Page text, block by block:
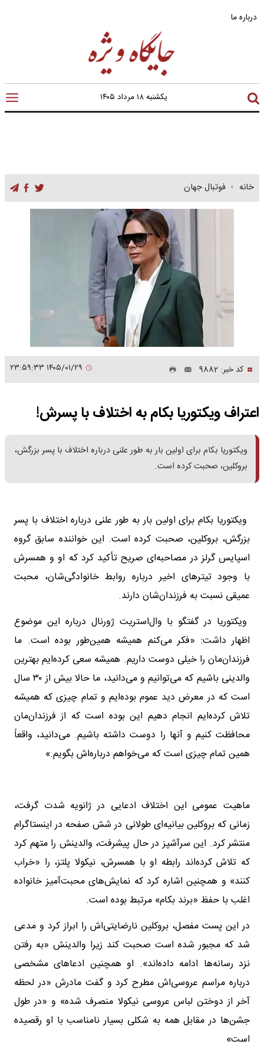
درباره ما
یکشنبه ۱۸ مرداد ۱۴۰۵
خانه فوتبال جهان
کد خبر: 9882
اعتراف ویکتوریا بکام به اختلاف با پسرش!
ویکتوریا بکام برای اولین بار به‌ طور علنی درباره اختلاف با پسر بزرگش،
بروکلین، صحبت کرده است.
ویکتوریا بکام برای اولین بار به‌ طور علنی درباره اختلاف با پسر
بزرگش، بروکلین، صحبت کرده است. این خواننده سابق گروه
اسپایس گرلز در مصاحبه‌ای صریح تأکید کرد که او و همسرش
با وجود تیترهای اخیر درباره روابط خانوادگی‌شان، محبت
عمیقی نسبت به فرزندان‌شان دارند.
ویکتوریا در گفتگو با وال‌استریت ژورنال درباره این موضوع
اظهار داشت: «فکر می‌کنم همیشه همین‌طور بوده است. ما
فرزندان‌مان را خیلی دوست داریم. همیشه سعی کرده‌ایم بهترین
والدینی باشیم که می‌توانیم و می‌دانید، ما حالا بیش از ۳۰ سال
است که در معرض دید عموم بوده‌ایم و تمام چیزی که همیشه
تلاش کرده‌ایم انجام دهیم این بوده است که از فرزندان‌مان
محافظت کنیم و آنها را دوست داشته باشیم. می‌دانید، واقعاً
همین تمام چیزی است که می‌خواهم درباره‌اش بگویم.»
ماهیت عمومی این اختلاف ادعایی در ژانویه شدت گرفت،
زمانی که بروکلین بیانیه‌ای طولانی در شش صفحه در اینستاگرام
منتشر کرد. این سرآشپز در حال پیشرفت، والدینش را متهم کرد
که تلاش کرده‌اند رابطه او با همسرش، نیکولا پلتز، را «خراب
کنند» و همچنین اشاره کرد که نمایش‌های محبت‌آمیز خانواده
اغلب با حفظ «برند بکام» مرتبط بوده است.
در این پست مفصل، بروکلین نارضایتی‌اش را ابراز کرد و مدعی
شد که مجبور شده است صحبت کند زیرا والدینش «به رفتن
نزد رسانه‌ها ادامه داده‌اند». او همچنین ادعاهای مشخصی
درباره مراسم عروسی‌اش مطرح کرد و گفت مادرش «در لحظه
آخر از دوختن لباس عروسی نیکولا منصرف شده» و «در طول
جشن‌ها در مقابل همه به شکلی بسیار نامناسب با او رقصیده
است»